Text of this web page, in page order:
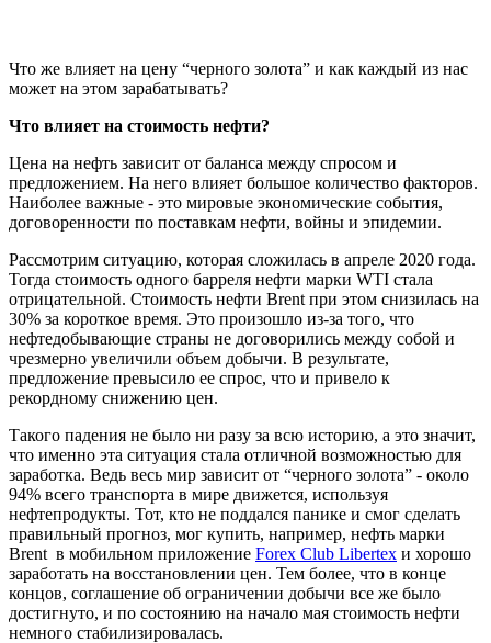
Что же влияет на цену “черного золота” и как каждый из нас
может на этом зарабатывать?
Что влияет на стоимость нефти?
Цена на нефть зависит от баланса между спросом и
предложением. На него влияет большое количество факторов.
Наиболее важные - это мировые экономические события,
договоренности по поставкам нефти, войны и эпидемии.
Рассмотрим ситуацию, которая сложилась в апреле 2020 года.
Тогда стоимость одного барреля нефти марки WTI стала
отрицательной. Стоимость нефти Brent при этом снизилась на
30% за короткое время. Это произошло из-за того, что
нефтедобывающие страны не договорились между собой и
чрезмерно увеличили объем добычи. В результате,
предложение превысило ее спрос, что и привело к
рекордному снижению цен.
Такого падения не было ни разу за всю историю, а это значит,
что именно эта ситуация стала отличной возможностью для
заработка. Ведь весь мир зависит от “черного золота” - около
94% всего транспорта в мире движется, используя
нефтепродукты. Тот, кто не поддался панике и смог сделать
правильный прогноз, мог купить, например, нефть марки
Brent в мобильном приложение Forex Club Libertex и хорошо
заработать на восстановлении цен. Тем более, что в конце
концов, соглашение об ограничении добычи все же было
достигнуто, и по состоянию на начало мая стоимость нефти
немного стабилизировалась.